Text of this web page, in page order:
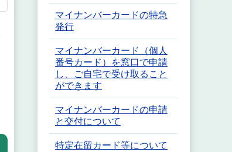
マイナンバーカードの特急
発行
マイナンバーカード（個人
番号カード）を窓口で申請
し、ご自宅で受け取ること
ができます
マイナンバーカードの申請
と交付について
特定在留カード等について